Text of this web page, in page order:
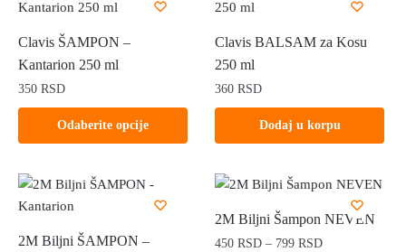
varijanti.
mogu
biti
izabrane
stranici
Clavis ŠAMPON –
Kantarion 250 ml
350 RSD
Odaberite opcije
proizvod
više
varijanti.
Clavis BALSAM za Kosu
250 ml
360RSD
Dodaj u korpu
2M Biljni ŠAMPON –
2M Biljni Šampon NEVEN
450RSD – 799RSDRaspon